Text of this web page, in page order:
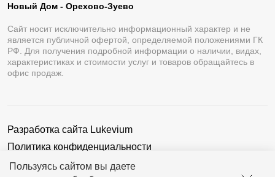
Пользуясь сайтом вы даете
Новый Дом - Орехово-Зуево
Сайт носит исключительно информационный характер и не
является публичной офертой, определяемой положениями ГК
РФ. Для получения подробной информации о наличии, видах,
характеристиках и стоимости услуг и товаров обращайтесь в
офис продаж.
Разработка сайта Lukevium
Политика конфиденциальности
Пользовательское соглашение